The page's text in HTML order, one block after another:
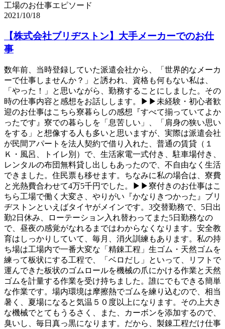
工場のお仕事エピソード
2021/10/18
【株式会社ブリヂストン】大手メーカーでのお仕
事
数年前、当時登録していた派遣会社から、「世界的なメーカ
ーで仕事しませんか？」と誘われ、資格も何もない私は、
「やった！」と思いながら、勤務することにしました。その
時の仕事内容と感想をお話しします。▶▶未経験・初心者歓
迎のお仕事はこちら寮暮らしの感想『すべて揃っていてよか
ったです』寮での暮らしを「息苦しい」、「肩身の狭い思い
をする」と想像する人も多いと思いますが、実際は派遣会社
が民間アパートを法人契約で借り入れた、普通の賃貸（１
Ｋ・風呂、トイレ別）で、生活家電一式付き、駐車場付き、
レンタルの布団無料貸し出しもあったので、不自由なく生活
できました。住民票も移せます。ちなみに私の場合は、寮費
と光熱費合わせて4万5千円でした。▶▶寮付きのお仕事はこ
ちら工場で働く大変さ、やりがい『かなりきつかった』ブリ
ヂストンといえばタイヤがメインです。3交替勤務で、5日出
勤2日休み、ローテーション入れ替わってまた5日勤務なの
で、昼夜の感覚がなれるまではわからなくなります。安全教
育はしっかりしていて、毎月、消火訓練もあります。私の持
ち場は工場内で一番大変な「精錬工程」生ゴム・天然ゴムを
練って板状にする工程で、「ベロだし」といって、リフトで
運んできた板状のゴムロールを機械の爪にかける作業と天然
ゴムを計量する作業を受け持ちました。誰にでもできる簡単
な作業です。場内環境は摩擦熱でゴムを練り込むので、相当
暑く、夏場になると気温５０度以上になります。その上大き
な機械でとてもうるさく、また、カーボンを添加するので、
臭いし、毎日真っ黒になります。だから、製錬工程だけ仕事